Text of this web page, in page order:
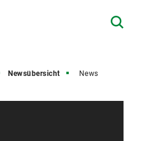
Newsübersicht News